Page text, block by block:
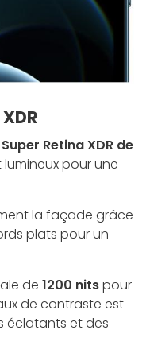
Retina XDR de
pour une
la façade grâce
plats pour un
de 1200 nitspour
de contraste est
éclatants et des